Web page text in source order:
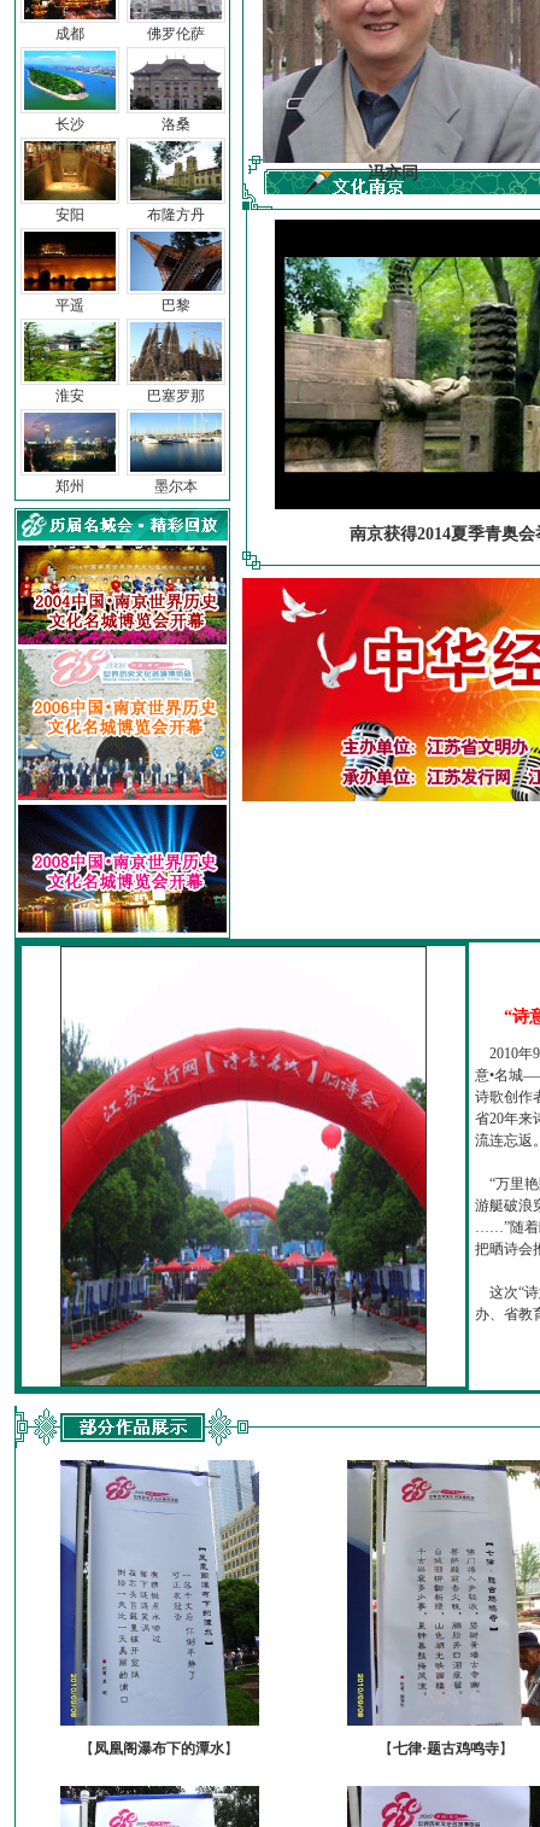
成都
长沙
安阳
平遥
淮安
郑州
佛罗伦萨
洛桑
布隆方丹
巴黎
巴塞罗那
墨尔本
前子 冯亦同
南京获得2014夏季青奥会
“诗
2010年
意•名城
诗歌创作
省20年来
流连忘返
“万里艳
游艇破浪
……”随着
把晒诗会
这次“诗
办、省教
【 凤凰阁瀑布下的潭水】 【七律·题古鸡鸣寺】